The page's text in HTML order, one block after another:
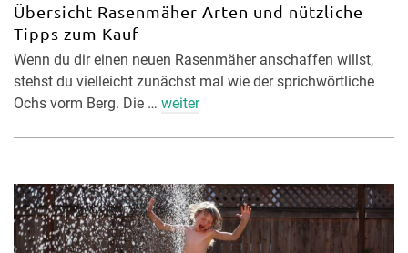
Übersicht Rasenmäher Arten und nützliche
Tipps zum Kauf
Wenn du dir einen neuen Rasenmäher anschaffen willst,
stehst du vielleicht zunächst mal wie der sprichwörtliche
Ochs vorm Berg. Die … weiter